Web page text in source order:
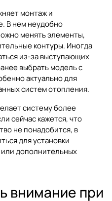
монтаж и
В нем неудобно
менять элементы,
контуры. Иногда
из-за выступающих
выбрать модель с
актуально для
систем отопления.
систему более
сейчас кажется, что
не понадобится, в
для установки
дополнительных
внимание при